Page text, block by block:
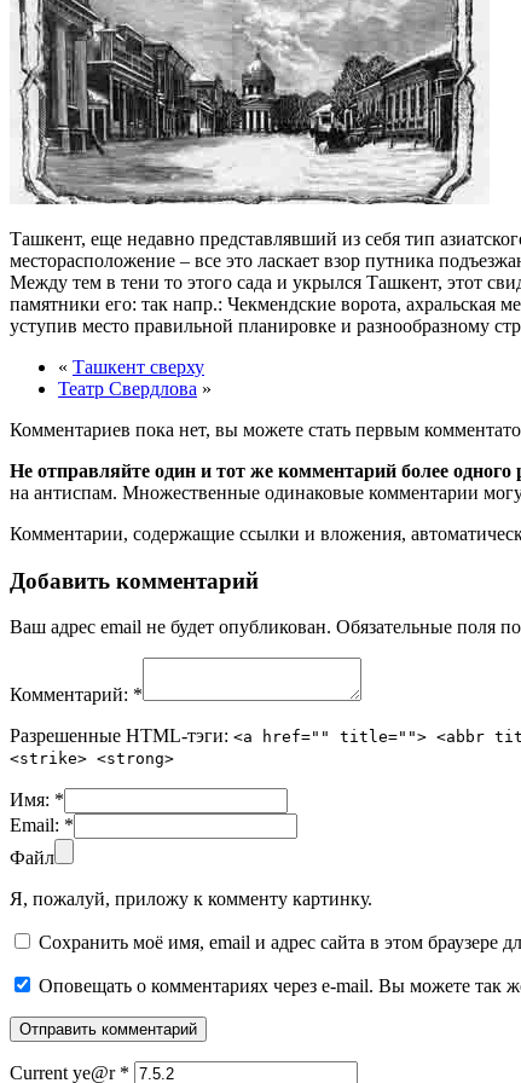
Ташкент, еще недавно представлявший из себя тип
месторасположение – все это ласкает взор путника
Между тем в тени то этого сада и укрылся Ташкент, этот
памятники его: так напр.: Чекмендские ворота, ахральская
уступив место правильной планировке и разнообразному
« Ташкент сверху
Театр Свердлова »
Комментариев пока нет, вы можете стать первым
Не отправляйте один и тот же комментарий более одного
на антиспам. Множественные одинаковые комментарии
Комментарии, содержащие ссылки и вложения,
Добавить комментарий
Ваш адрес email не будет опубликован. Обязательные поля
Комментарий: *
Разрешенные HTML-тэги: <a href="" title=""> <abbr
<strike> <strong>
Имя: *
Email: *
Файл
Я, пожалуй, приложу к комменту картинку.
Сохранить моё имя, email и адрес сайта в этом браузере
Оповещать о комментариях через e-mail. Вы можете так
Current ye@r *